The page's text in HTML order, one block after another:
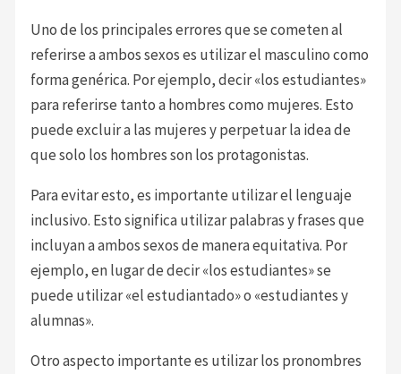
Uno de los principales errores que se cometen al
referirse a ambos sexos es utilizar el masculino como
forma genérica. Por ejemplo, decir «los estudiantes»
para referirse tanto a hombres como mujeres. Esto
puede excluir a las mujeres y perpetuar la idea de
que solo los hombres son los protagonistas.
Para evitar esto, es importante utilizar el lenguaje
inclusivo. Esto significa utilizar palabras y frases que
incluyan a ambos sexos de manera equitativa. Por
ejemplo, en lugar de decir «los estudiantes» se
puede utilizar «el estudiantado» o «estudiantes y
alumnas».
Otro aspecto importante es utilizar los pronombres